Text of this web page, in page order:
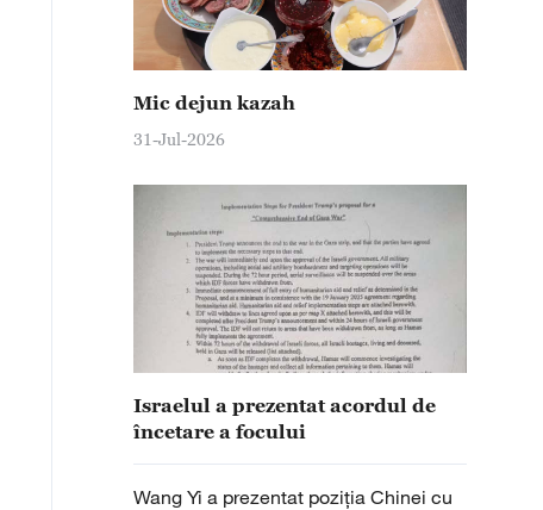
Mic dejun kazah
31-Jul-2026
Israelul a prezentat acordul de
încetare a focului
Wang Yi a prezentat poziția Chinei cu